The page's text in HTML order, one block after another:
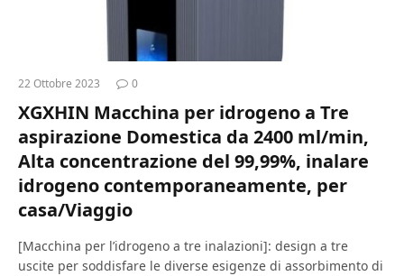
22 Ottobre 2023 0
XGXHIN Macchina per idrogeno a Tre
aspirazione Domestica da 2400 ml/min,
Alta concentrazione del 99,99%, inalare
idrogeno contemporaneamente, per
casa/Viaggio
[Macchina per l’idrogeno a tre inalazioni]: design a tre
uscite per soddisfare le diverse esigenze di assorbimento di